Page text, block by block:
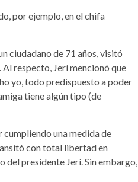
por ejemplo, en el chifa
ciudadano de 71 años, visitó
respecto, Jerí mencionó que
yo, todo predispuesto a poder
tiene algún tipo (de
una medida de
con total libertad en
del presidente Jerí. Sin embargo,